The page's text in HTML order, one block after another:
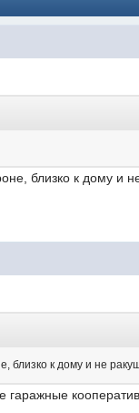
близко к дому и
близко к дому и не